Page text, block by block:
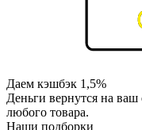
Даем кэшбэк 1,5%
Деньги вернутся на
любого товара.
Наши подборки